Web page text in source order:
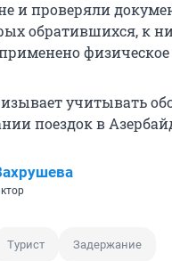
и проверяли
обратившихся, к
физическое
учитывать
поездок в
Турист Задержание